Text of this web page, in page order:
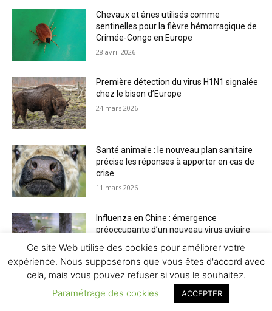
Chevaux et ânes utilisés comme
sentinelles pour la fièvre hémorragique de
Crimée-Congo en Europe
28 avril 2026
Première détection du virus H1N1 signalée
chez le bison d’Europe
24 mars 2026
Santé animale : le nouveau plan sanitaire
précise les réponses à apporter en cas de
crise
11 mars 2026
Influenza en Chine : émergence
préoccupante d’un nouveau virus aviaire
© Newspaper WordPress Theme by TagDiv
Ce site Web utilise des cookies pour améliorer votre
expérience. Nous supposerons que vous êtes d'accord avec
cela, mais vous pouvez refuser si vous le souhaitez.
Paramétrage des cookies
ACCEPTER